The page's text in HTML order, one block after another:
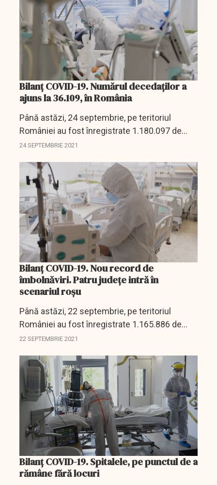
Bilanț COVID-19. Numărul decedaților a
ajuns la 36.109, în România
Până astăzi, 24 septembrie, pe teritoriul
României au fost înregistrate 1.180.097 de
cazuri de infectare cu noul coronavirus
pacienți reinfectați,...
24 SEPTEMBRIE 2021
Bilanț COVID-19. Nou record de
îmbolnăviri. Patru județe intră în
scenariul roșu
Până astăzi, 22 septembrie, pe teritoriul
României au fost înregistrate 1.165.886 de
cazuri de infectare cu noul coronavirus
pacienți reinfectați,...
22 SEPTEMBRIE 2021
Bilanț COVID-19. Spitalele, pe punctul de a
rămâne fără locuri